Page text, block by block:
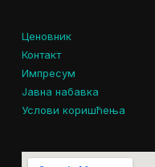
Ценовник
Контакт
Импресум
Јавна набавка
Услови коришћења